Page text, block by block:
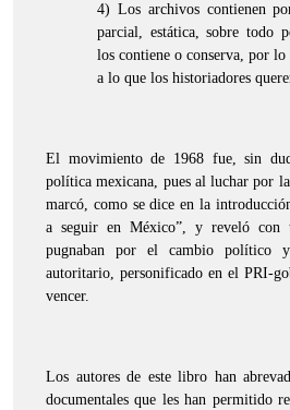
4) Los archivos contienen
parcial, estática, sobre todo
los contiene o conserva, por lo
a lo que los historiadores
El movimiento de 1968 fue, sin
política mexicana, pues al luchar por
marcó, como se dice en la
a seguir en México”, y reveló con
pugnaban por el cambio político
autoritario, personificado en el PRI-
vencer.
Los autores de este libro han
documentales que les han permitido